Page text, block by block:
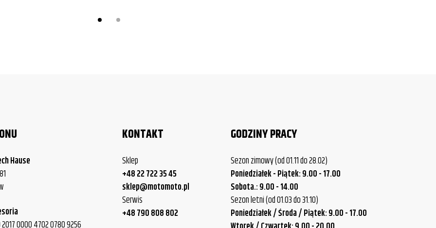
Lo/Fat Boy Special
2012
Lo/Fat Boy Special
2014
Lo/Fat Boy Special 2015
Hause
KONTAKT
Sklep
+48 22 722 35 45
sklep@motomoto.pl
Serwis
+48 790 808 802
GODZINY PRACY
Sezon zimowy (od 01.11 do 28.02)
Poniedziałek - Piątek: 9.00 - 17.00
Sobota.: 9.00 - 14.00
Sezon letni (od 01.03 do 31.10)
Poniedziałek / Środa / Piątek: 9.00 - 17.00